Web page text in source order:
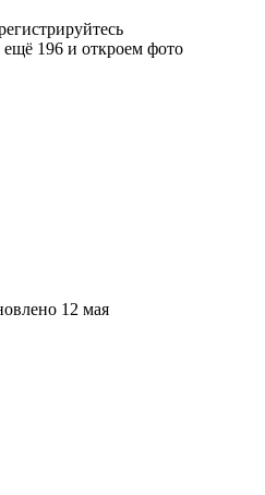
196 и откроем фото
12 мая